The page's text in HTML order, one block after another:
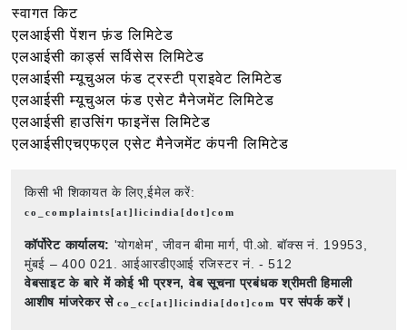
स्वागत किट
एलआईसी पेंशन फ़ंड लिमिटेड
एलआईसी कार्ड्स सर्विसेस लिमिटेड
एलआईसी म्यूचुअल फंड ट्रस्टी प्राइवेट लिमिटेड
एलआईसी म्यूचुअल फंड एसेट मैनेजमेंट लिमिटेड
एलआईसी हाउसिंग फाइनेंस लिमिटेड
एलआईसीएचएफएल एसेट मैनेजमेंट कंपनी लिमिटेड
किसी भी शिकायत के लिए,ईमेल करें:
co_complaints[at]licindia[dot]com
कॉर्पोरेट कार्यालय: 'योगक्षेम', जीवन बीमा मार्ग, पी.ओ. बॉक्स नं. 19953,
मुंबई – 400 021. आईआरडीएआई रजिस्टर नं. - 512
वेबसाइट के बारे में कोई भी प्रश्न, वेब सूचना प्रबंधक श्रीमती हिमाली
आशीष मांजरेकर सेco_cc[at]licindia[dot]comपर संपर्क करें।